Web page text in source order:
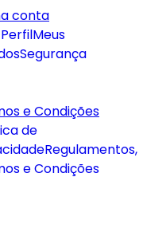
conta
Meus
Segurança
e Condições
de
Regulamentos,
e Condições